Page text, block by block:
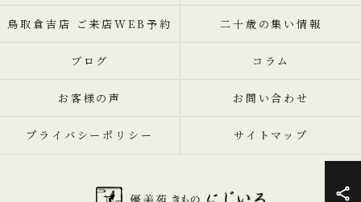
鳥取倉吉店 ご来店WEB予約 二十歳の集い情報
ブログ コラム
お客様の声 お問い合わせ
プライバシーポリシー サイトマップ